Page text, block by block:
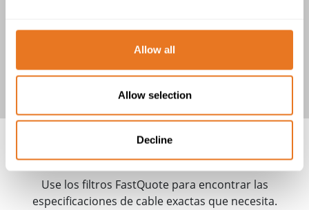
Allow all
Allow selection
Decline
SUS OPCIONES DE CABLE
Use los filtros FastQuote para encontrar las
especificaciones de cable exactas que necesita.